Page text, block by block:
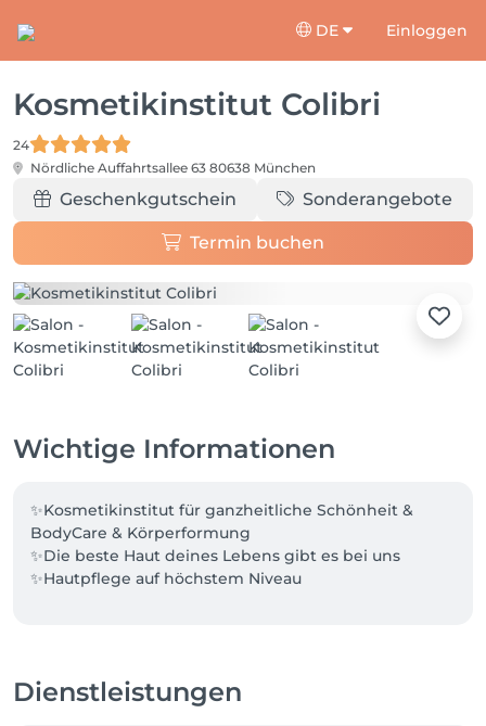
DE Einloggen
Kosmetikinstitut Colibri
24
Nördliche Auffahrtsallee 63 80638 München
Geschenkgutschein Sonderangebote
Termin buchen
Wichtige Informationen
✨Kosmetikinstitut für ganzheitliche Schönheit &
BodyCare & Körperformung
✨Die beste Haut deines Lebens gibt es bei uns
✨Hautpflege auf höchstem Niveau
Dienstleistungen